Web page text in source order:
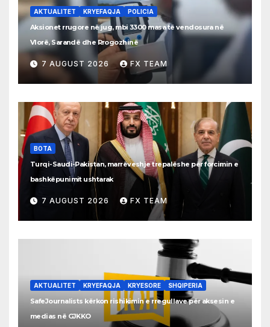
AKTUALITET KRYEFAQJA POLICIA
Aksionet rrugore në jug, mbi 3300 masa të vendosura në
Vlorë, Sarandë dhe Rrogozhinë
7 AUGUST 2026 FX TEAM
BOTA
Turqi-Saudi-Pakistan, marrëveshje trepalëshe për forcimin e
bashkëpunimit ushtarak
7 AUGUST 2026 FX TEAM
AKTUALITET KRYEFAQJA KRYESORE SHQIPERIA
SafeJournalists kërkon rishikimin e rregullave për aksesin e
medias në GJKKO